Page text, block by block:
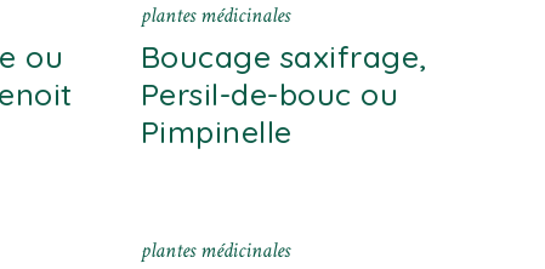
ou
plantes médicinales
Boucage saxifrage,
Persil-de-bouc ou
Pimpinelle
plantes médicinales